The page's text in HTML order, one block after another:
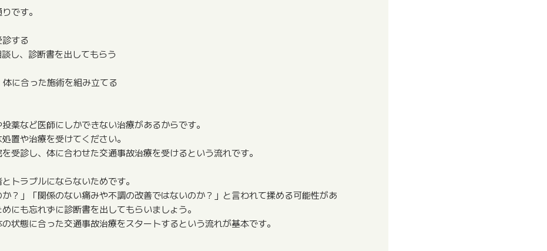
です。
する
し、診断書を出してもらう
に合った施術を組み立てる
薬など医師にしかできない治療があるからです。
置や治療を受けてください。
受診し、体に合わせた交通事故治療を受けるという流れです。
トラブルにならないためです。
？」「関係のない痛みや不調の改善ではないのか？」と言われて揉める可能性があ
にも忘れずに診断書を出してもらいましょう。
状態に合った交通事故治療をスタートするという流れが基本です。